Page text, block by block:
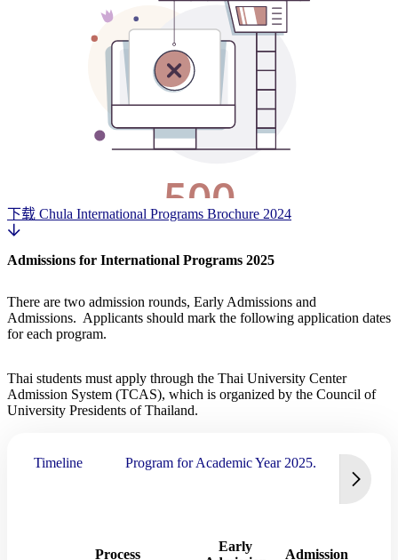
下载 Chula International Programs Brochure 2024
Admissions for International Programs 2025
There are two admission rounds, Early Admissions and
Admissions. Applicants should mark the following application dates
for each program.
Thai students must apply through the Thai University Center
Admission System (TCAS), which is organized by the Council of
University Presidents of Thailand.
Timeline Program for Academic Year 2025.
Process
Early
Admission